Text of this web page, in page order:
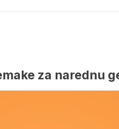
za narednu